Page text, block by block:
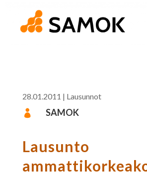
28.01.2011 | Lausunnot
 SAMOK
Lausunto